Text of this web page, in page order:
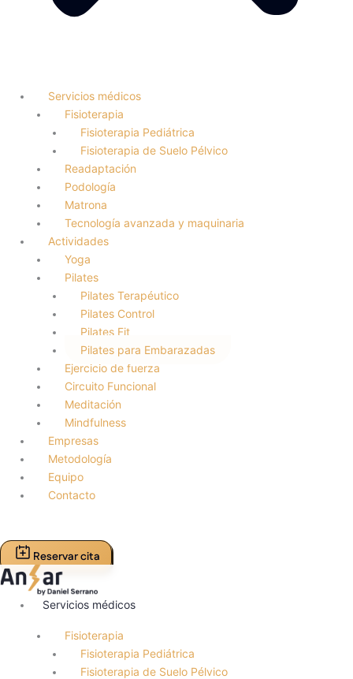
Servicios médicos
Fisioterapia
Fisioterapia Pediátrica
Fisioterapia de Suelo Pélvico
Readaptación
Podología
Matrona
Tecnología avanzada y maquinaria
Actividades
Yoga
Pilates
Pilates Terapéutico
Pilates Control
Pilates Fit
Pilates para Embarazadas
Ejercicio de fuerza
Circuito Funcional
Meditación
Mindfulness
Empresas
Metodología
Equipo
Contacto
Reservar cita
Servicios médicos
Fisioterapia
Fisioterapia Pediátrica
Fisioterapia de Suelo Pélvico